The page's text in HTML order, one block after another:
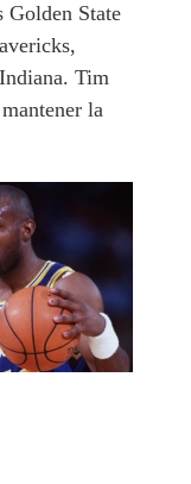
Golden State
Tim
la